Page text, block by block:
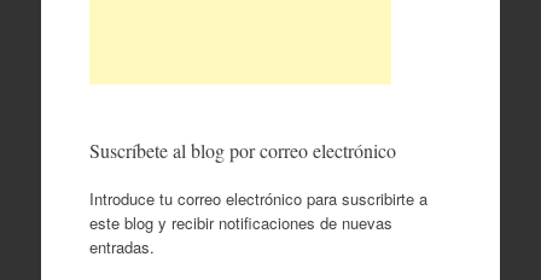
Suscríbete al blog por correo electrónico
Introduce tu correo electrónico para suscribirte a
este blog y recibir notificaciones de nuevas
entradas.